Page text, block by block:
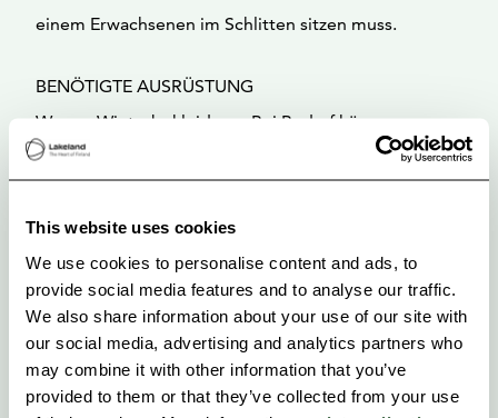
This website uses cookies
We use cookies to personalise content and ads, to
provide social media features and to analyse our traffic.
We also share information about your use of our site with
our social media, advertising and analytics partners who
may combine it with other information that you’ve
provided to them or that they’ve collected from your use
einem Erwachsenen im Schlitten sitzen muss.
BENÖTIGTE AUSRÜSTUNG
Warme Winterbekleidung. Bei Bedarf können
Kunden bei Wild Wood Husky einen Eisangleranzug,
WEITERE INFORMATIONEN
Die Huskysafari wird von Wild Wood Husky Oy in
Juuka durchgeführt.